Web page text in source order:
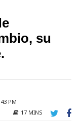
su
PM
17 MINS